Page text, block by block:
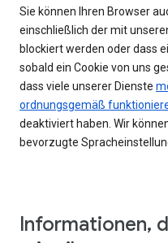
Sie können Ihren Browser
einschließlich der mit
blockiert werden oder dass
sobald ein Cookie von uns
dass viele unserer Dienste
ordnungsgemäß
deaktiviert haben. Wir
bevorzugte
Informationen,